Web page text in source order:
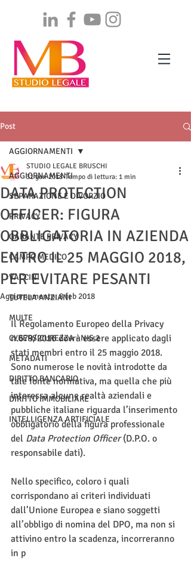
Post
AGGIORNAMENTI
SEPARAZIONE E DIVORZIO
PRIVACY
GARANTE PRIVACY
CAMPO MEDICO
VACCINI
TUTELA ANZIANI
MULTE
CYBERSICUREZZA - NIS 2
METADATI
DIRITTO BANCARIO
DIRITTO IMMOBILIARE
INTELLIGENZA ARTIFICIALE
AGGIORNAMENTI
DATA PROTECTION
OFFICER: FIGURA
OBBLIGATORIA IN AZIENDA
ENTRO IL 25 MAGGIO 2018,
PER EVITARE PESANTI
STUDIO LEGALE BRUSCHI
31 gen 2018 Tempo di lettura: 1 min
Aggiornamento:8 feb 2018
Il Regolamento Europeo della Privacy
n.679/2016 dovrà essere applicato dagli
stati membri entro il 25 maggio 2018.
Sono numerose le novità introdotte da
tale fonte normativa, ma quella che più
interessa alcune realtà aziendali e
pubbliche italiane riguarda l’inserimento
obbligatorio della figura professionale
del Data Protection Officer (D.P.O. o
responsabile dati).
Nello specifico, coloro i quali
corrispondano ai criteri individuati
dall’Unione Europea e siano soggetti
all’obbligo di nomina del DPO, ma non si
attivino entro la scadenza, incorreranno
in p